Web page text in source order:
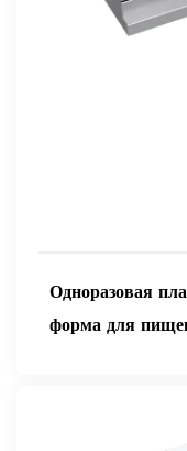
Одноразовая
форма для